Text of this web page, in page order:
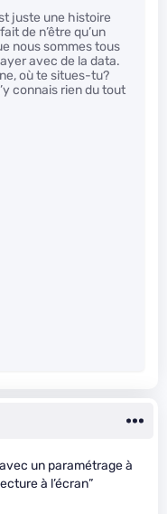
juste une histoire
de n’être qu’un
nous sommes tous
avec de la data.
où te situes-tu?
connais rien du tout
un paramétrage à
à l’écran”